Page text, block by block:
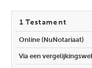
Online
(NuNotariaat)
1 Testament